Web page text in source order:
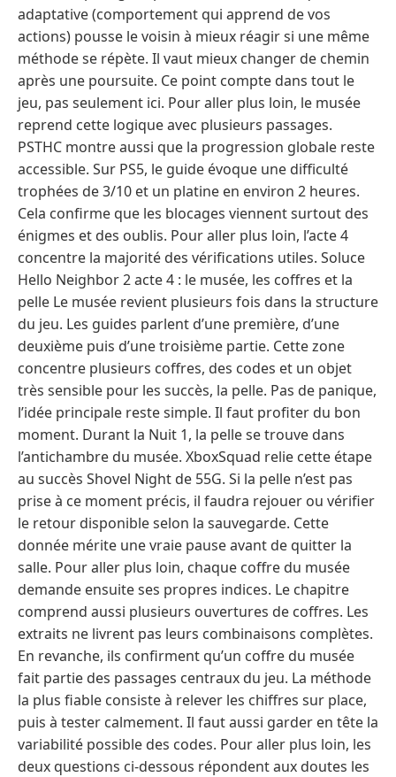
adaptative (comportement qui apprend de vos
actions) pousse le voisin à mieux réagir si une même
méthode se répète. Il vaut mieux changer de chemin
après une poursuite. Ce point compte dans tout le
jeu, pas seulement ici. Pour aller plus loin, le musée
reprend cette logique avec plusieurs passages.
PSTHC montre aussi que la progression globale reste
accessible. Sur PS5, le guide évoque une difficulté
trophées de 3/10 et un platine en environ 2 heures.
Cela confirme que les blocages viennent surtout des
énigmes et des oublis. Pour aller plus loin, l’acte 4
concentre la majorité des vérifications utiles. Soluce
Hello Neighbor 2 acte 4 : le musée, les coffres et la
pelle Le musée revient plusieurs fois dans la structure
du jeu. Les guides parlent d’une première, d’une
deuxième puis d’une troisième partie. Cette zone
concentre plusieurs coffres, des codes et un objet
très sensible pour les succès, la pelle. Pas de panique,
l’idée principale reste simple. Il faut profiter du bon
moment. Durant la Nuit 1, la pelle se trouve dans
l’antichambre du musée. XboxSquad relie cette étape
au succès Shovel Night de 55G. Si la pelle n’est pas
prise à ce moment précis, il faudra rejouer ou vérifier
le retour disponible selon la sauvegarde. Cette
donnée mérite une vraie pause avant de quitter la
salle. Pour aller plus loin, chaque coffre du musée
demande ensuite ses propres indices. Le chapitre
comprend aussi plusieurs ouvertures de coffres. Les
extraits ne livrent pas leurs combinaisons complètes.
En revanche, ils confirment qu’un coffre du musée
fait partie des passages centraux du jeu. La méthode
la plus fiable consiste à relever les chiffres sur place,
puis à tester calmement. Il faut aussi garder en tête la
variabilité possible des codes. Pour aller plus loin, les
deux questions ci-dessous répondent aux doutes les